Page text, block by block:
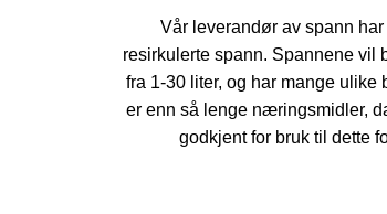
Vår leverandør av spann
resirkulerte spann. Spannene vil
fra 1-30 liter, og har mange ulike
er enn så lenge næringsmidler,
godkjent for bruk til dette